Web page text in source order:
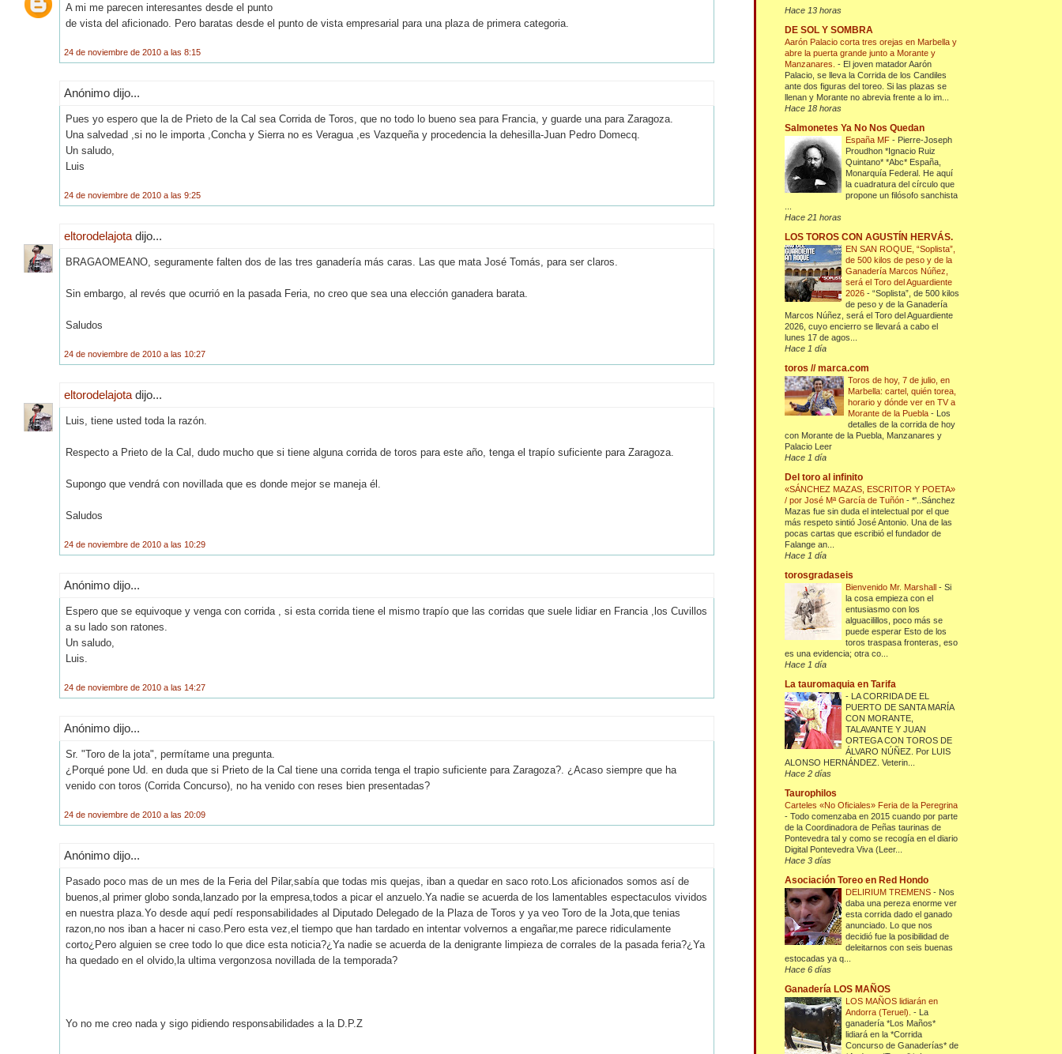
A mi me parecen interesantes desde el punto
de vista del aficionado. Pero baratas desde el punto de vista empresarial para una plaza de primera categoria.
24 de noviembre de 2010 a las 8:15
Anónimo dijo...
Pues yo espero que la de Prieto de la Cal sea Corrida de Toros, que no todo lo bueno sea para Francia, y guarde una para Zaragoza.
Una salvedad ,si no le importa ,Concha y Sierra no es Veragua ,es Vazqueña y procedencia la dehesilla-Juan Pedro Domecq.
Un saludo,
Luis
24 de noviembre de 2010 a las 9:25
eltorodelajota dijo...
BRAGAOMEANO, seguramente falten dos de las tres ganadería más caras. Las que mata José Tomás, para ser claros.
Sin embargo, al revés que ocurrió en la pasada Feria, no creo que sea una elección ganadera barata.
Saludos
24 de noviembre de 2010 a las 10:27
eltorodelajota dijo...
Luis, tiene usted toda la razón.
Respecto a Prieto de la Cal, dudo mucho que si tiene alguna corrida de toros para este año, tenga el trapío suficiente para Zaragoza.
Supongo que vendrá con novillada que es donde mejor se maneja él.
Saludos
24 de noviembre de 2010 a las 10:29
Anónimo dijo...
Espero que se equivoque y venga con corrida , si esta corrida tiene el mismo trapío que las corridas que suele lidiar en Francia ,los Cuvillos
a su lado son ratones.
Un saludo,
Luis.
24 de noviembre de 2010 a las 14:27
Anónimo dijo...
Sr. "Toro de la jota", permítame una pregunta.
¿Porqué pone Ud. en duda que si Prieto de la Cal tiene una corrida tenga el trapio suficiente para Zaragoza?. ¿Acaso siempre que ha
venido con toros (Corrida Concurso), no ha venido con reses bien presentadas?
24 de noviembre de 2010 a las 20:09
Anónimo dijo...
Pasado poco mas de un mes de la Feria del Pilar,sabía que todas mis quejas, iban a quedar en saco roto.Los aficionados somos así de
buenos,al primer globo sonda,lanzado por la empresa,todos a picar el anzuelo.Ya nadie se acuerda de los lamentables espectaculos vividos
en nuestra plaza.Yo desde aquí pedí responsabilidades al Diputado Delegado de la Plaza de Toros y ya veo Toro de la Jota,que tenias
razon,no nos iban a hacer ni caso.Pero esta vez,el tiempo que han tardado en intentar volvernos a engañar,me parece ridiculamente
corto¿Pero alguien se cree todo lo que dice esta noticia?¿Ya nadie se acuerda de la denigrante limpieza de corrales de la pasada feria?¿Ya
ha quedado en el olvido,la ultima vergonzosa novillada de la temporada?
Yo no me creo nada y sigo pidiendo responsabilidades a la D.P.Z
Hace 13 horas
DE SOL Y SOMBRA
Aarón Palacio corta tres orejas en Marbella y
abre la puerta grande junto a Morante y
Manzanares.- El joven matador Aarón
Palacio, se lleva la Corrida de los Candiles
ante dos figuras del toreo. Si las plazas se
llenan y Morante no abrevia frente a lo im...
Hace 18 horas
Salmonetes Ya No Nos Quedan
España MF- Pierre-Joseph
Proudhon *Ignacio Ruiz
Quintano* *Abc* España,
Monarquía Federal. He aquí
la cuadratura del círculo que
propone un filósofo sanchista
Hace 21 horas
LOS TOROS CON AGUSTÍN HERVÁS.
EN SAN ROQUE, “Soplista”,
de 500 kilos de peso y de la
Ganadería Marcos Núñez,
será el Toro del Aguardiente
2026-“Soplista”, de 500 kilos
de peso y de la Ganadería
Marcos Núñez, será el Toro del Aguardiente
2026, cuyo encierro se llevará a cabo el
lunes 17 de agos...
Hace 1 día
toros // marca.com
Toros de hoy, 7 de julio, en
Marbella: cartel, quién torea,
horario y dónde ver en TV a
Morante de la Puebla- Los
detalles de la corrida de hoy
con Morante de la Puebla, Manzanares y
Palacio Leer
Hace 1 día
Del toro al infinito
«SÁNCHEZ MAZAS, ESCRITOR Y POETA»
/ por José Mª García de Tuñón-*'..Sánchez
Mazas fue sin duda el intelectual por el que
más respeto sintió José Antonio. Una de las
pocas cartas que escribió el fundador de
Falange an...
Hace 1 día
torosgradaseis
Bienvenido Mr. Marshall-Si
la cosa empieza con el
entusiasmo con los
alguacilillos, poco más se
puede esperar Esto de los
toros traspasa fronteras, eso
es una evidencia; otra co...
Hace 1 día
La tauromaquia en Tarifa
- LA CORRIDA DE EL
PUERTO DE SANTA MARÍA
CON MORANTE,
TALAVANTE Y JUAN
ORTEGA CON TOROS DE
ÁLVARO NÚÑEZ. Por LUIS
ALONSO HERNÁNDEZ. Veterin...
Hace 2 días
Taurophilos
Carteles «No Oficiales» Feria de la Peregrina
-Todo comenzaba en 2015 cuando por parte
de la Coordinadora de Peñas taurinas de
Pontevedra tal y como se recogía en el diario
Digital Pontevedra Viva (Leer...
Hace 3 días
Asociación Toreo en Red Hondo
DELIRIUM TREMENS- Nos
daba una pereza enorme ver
esta corrida dado el ganado
anunciado. Lo que nos
decidió fue la posibilidad de
deleitarnos con seis buenas
estocadas ya q...
Hace 6 días
Ganadería LOS MAÑOS
LOS MAÑOS lidiarán en
Andorra (Teruel).- La
ganadería *Los Maños*
lidiará en la *Corrida
Concurso de Ganaderías* de